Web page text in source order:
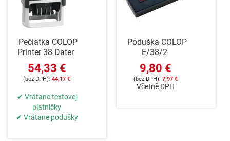
Pečiatka COLOP
Printer 38 Dater
54,33 €
44,17 €
✔ Vrátane textovej
platničky
✔ Vrátane podušky
Poduška COLOP
E/38/2
9,80 €
7,97 €
Včetně DPH